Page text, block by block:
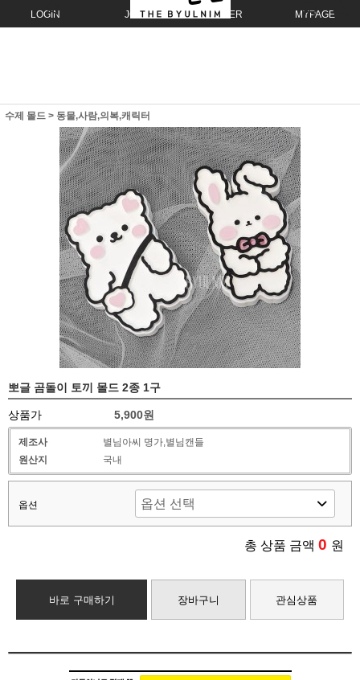
LOGIN JOIN ORDER MYPAGE
수제 몰드 > 동물,사람,의복,캐릭터
뽀글 곰돌이 토끼 몰드 2종 1구
상품가 5,900원
제조사
별님아씨 명가,별님캔들
원산지
국내
옵션
총 상품 금액 0 원
바로 구매하기 장바구니 관심상품